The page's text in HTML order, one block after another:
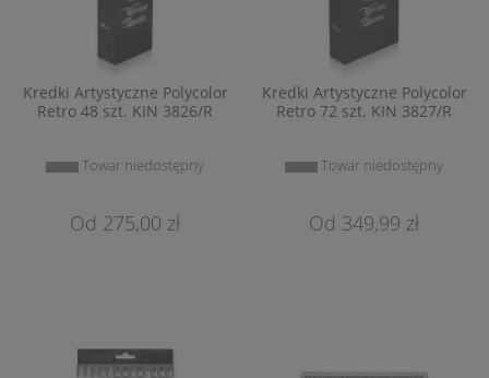
Kredki Artystyczne Polycolor
Retro 48 szt. KIN 3826/R
Towar niedostępny
275,00 zł
Kredki Artystyczne Polycolor
Retro 72 szt. KIN 3827/R
Towar niedostępny
349,99 zł